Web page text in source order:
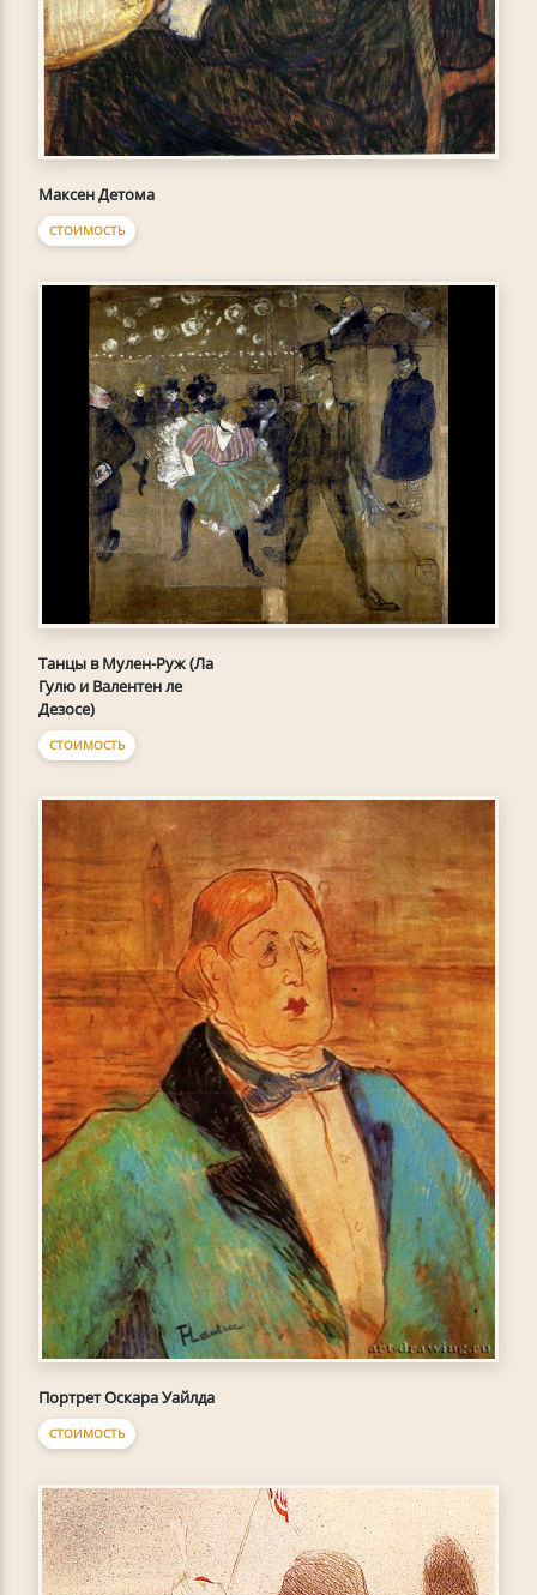
Максен Детома
СТОИМОСТЬ
Танцы в Мулен-Руж (Ла
Гулю и Валентен ле
Дезосе)
СТОИМОСТЬ
Портрет Оскара Уайлда
СТОИМОСТЬ